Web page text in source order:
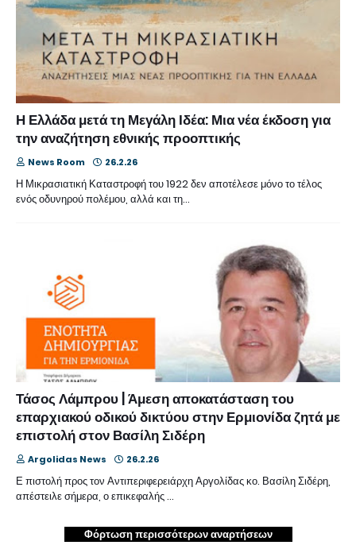
Η Ελλάδα μετά τη Μεγάλη Ιδέα: Μια νέα έκδοση για
την αναζήτηση εθνικής προοπτικής
News Room 26.2.26
Η Μικρασιατική Καταστροφή του 1922 δεν αποτέλεσε μόνο το τέλος
ενός οδυνηρού πολέμου, αλλά και τη…
Τάσος Λάμπρου | Άμεση αποκατάσταση του
επαρχιακού οδικού δικτύου στην Ερμιονίδα ζητά με
επιστολή στον Βασίλη Σιδέρη
Argolidas News 26.2.26
Ε πιστολή προς τον Αντιπεριφερειάρχη Αργολίδας κο. Βασίλη Σιδέρη,
απέστειλε σήμερα, ο επικεφαλής …
Φόρτωση περισσότερων αναρτήσεων